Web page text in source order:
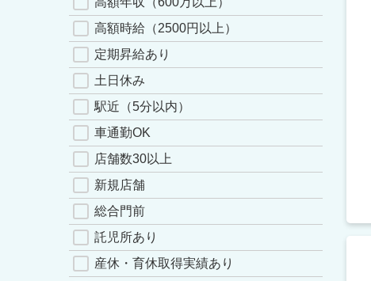
高額時給（2500円以上）
定期昇給あり
土日休み
駅近（5分以内）
車通勤OK
店舗数30以上
新規店舗
総合門前
託児所あり
産休・育休取得実績あり